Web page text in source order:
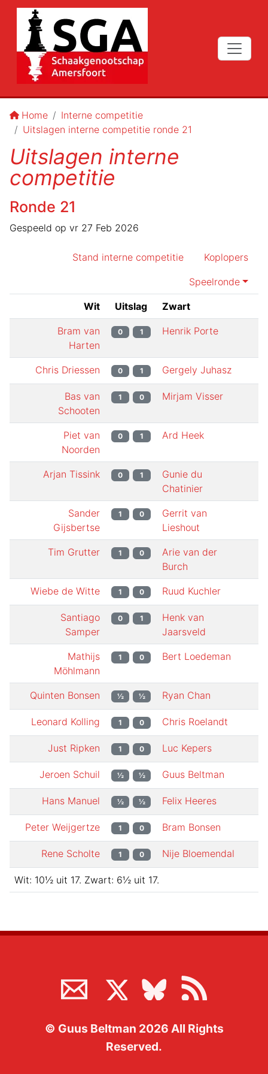
Home
Interne competitie
Uitslagen interne competitie ronde 21
Uitslagen interne
competitie
Ronde 21
Gespeeld op vr 27 Feb 2026
Stand interne competitie Koplopers
Speelronde
Wit Uitslag Zwart
Bram van
Harten
0 1 Henrik Porte
Chris Driessen 0 1 Gergely Juhasz
Bas van
Schooten
1 0 Mirjam Visser
Piet van
Noorden
0 1 Ard Heek
Arjan Tissink 0 1
Gunie du
Chatinier
Sander
Gijsbertse
1 0
Gerrit van
Lieshout
Tim Grutter 1 0
Arie van der
Burch
Wiebe de Witte 1 0 Ruud Kuchler
Santiago
Samper
0 1
Henk van
Jaarsveld
Mathijs
Möhlmann
1 0 Bert Loedeman
Quinten Bonsen ½ ½ Ryan Chan
Leonard Kolling 1 0 Chris Roelandt
Just Ripken 1 0 Luc Kepers
Jeroen Schuil ½ ½ Guus Beltman
Hans Manuel ½ ½ Felix Heeres
Peter Weijgertze 1 0 Bram Bonsen
Rene Scholte 1 0 Nije Bloemendal
Wit: 10½ uit 17. Zwart: 6½ uit 17.
© Guus Beltman 2026 All Rights
Reserved.